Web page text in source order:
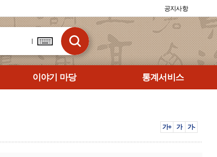
공지사항
이야기 마당 통계서비스
가+ 가 가-